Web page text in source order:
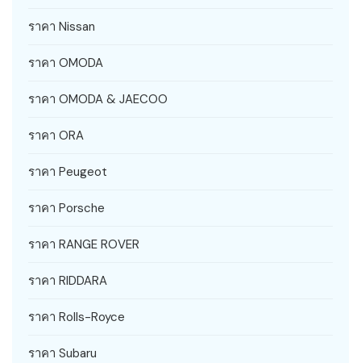
ราคา Nissan
ราคา OMODA
ราคา OMODA & JAECOO
ราคา ORA
ราคา Peugeot
ราคา Porsche
ราคา RANGE ROVER
ราคา RIDDARA
ราคา Rolls-Royce
ราคา Subaru